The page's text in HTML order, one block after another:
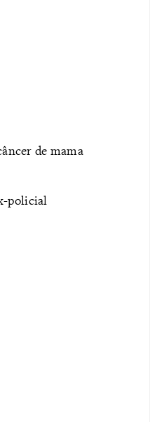
de mama
policial